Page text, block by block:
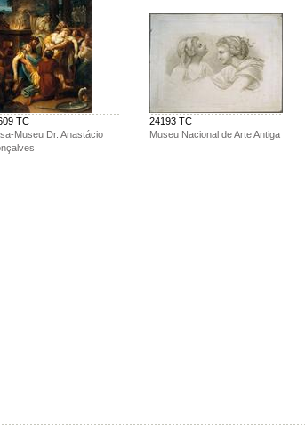
TC
Museu Dr. Anastácio
24193 TC
Museu Nacional de Arte Antiga